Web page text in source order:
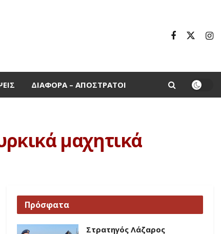
ΔΙΆΦΟΡΑ – ΑΠΌΣΤΡΑΤΟΙ
μαχητικά
Πρόσφατα
Στρατηγός Λάζαρος